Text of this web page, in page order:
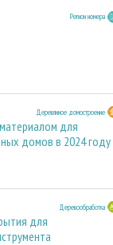
Регион номера
Деревянное домостроение
для
домов в 2024 году
Деревообработка
для